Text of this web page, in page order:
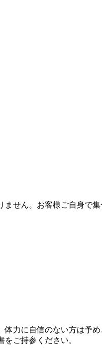
せん。お客様ご自身で集
力に自信のない方は予め
ご持参ください。